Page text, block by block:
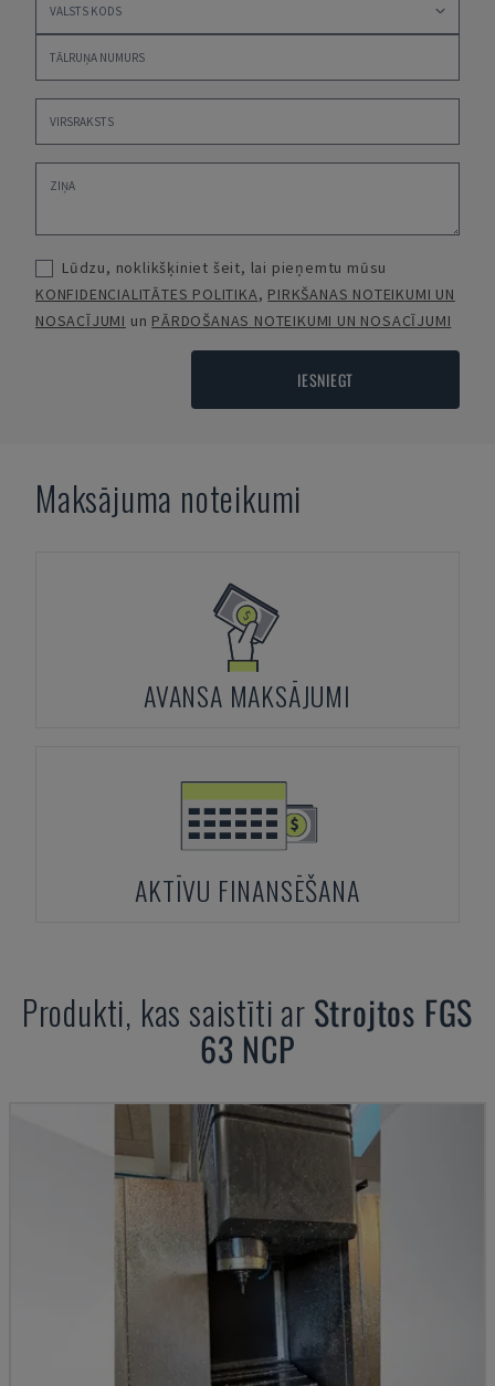
Lūdzu, noklikšķiniet šeit, lai pieņemtu mūsu
KONFIDENCIALITĀTES POLITIKA, PIRKŠANAS NOTEIKUMI UN
NOSACĪJUMI un PĀRDOŠANAS NOTEIKUMI UN NOSACĪJUMI
IESNIEGT
Maksājuma noteikumi
AVANSA MAKSĀJUMI
AKTĪVU FINANSĒŠANA
Produkti, kas saistīti ar Strojtos FGS
63 NCP